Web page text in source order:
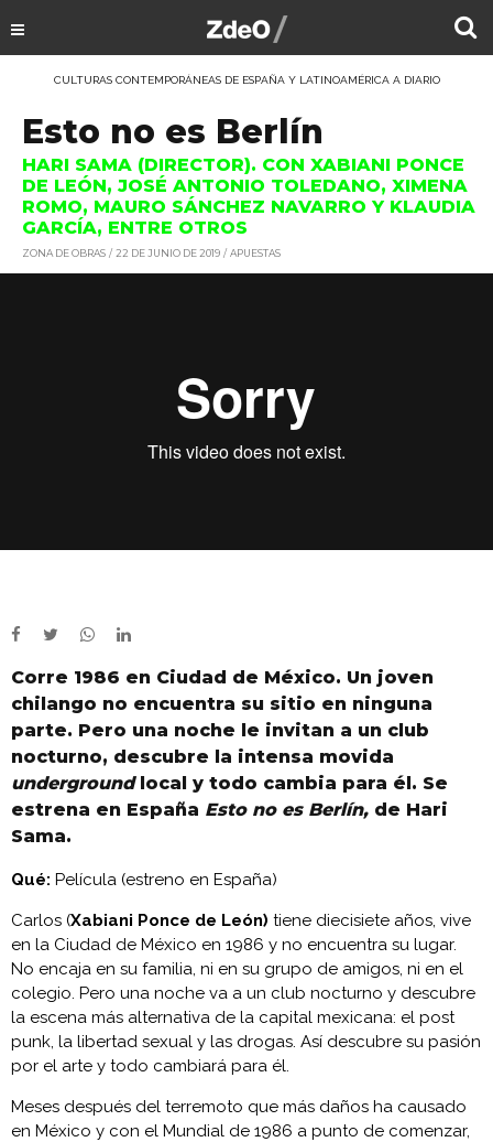
CULTURAS CONTEMPORÁNEAS DE ESPAÑA Y LATINOAMÉRICA A DIARIO
Esto no es Berlín
HARI SAMA (DIRECTOR). CON XABIANI PONCE
DE LEÓN, JOSÉ ANTONIO TOLEDANO, XIMENA
ROMO, MAURO SÁNCHEZ NAVARRO Y KLAUDIA
GARCÍA, ENTRE OTROS
ZONA DE OBRAS 22 DE JUNIO DE 2019 APUESTAS
Corre 1986 en Ciudad de México. Un joven
chilango no encuentra su sitio en ninguna
parte. Pero una noche le invitan a un club
nocturno, descubre la intensa movida
undergroundlocal y todo cambia para él. Se
estrena en España Esto no es Berlín, de Hari
Sama.
Qué: Película (estreno en España)
Carlos (Xabiani Ponce de León) tiene diecisiete años, vive
en la Ciudad de México en 1986 y no encuentra su lugar.
No encaja en su familia, ni en su grupo de amigos, ni en el
colegio. Pero una noche va a un club nocturno y descubre
la escena más alternativa de la capital mexicana: el post
punk, la libertad sexual y las drogas. Así descubre su pasión
por el arte y todo cambiará para él.
Meses después del terremoto que más daños ha causado
en México y con el Mundial de 1986 a punto de comenzar,